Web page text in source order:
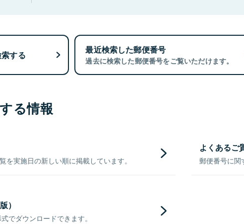
する 最近検索した郵便番号
過去に検索した郵便番号をご覧いただけます。
る情報
を実施日の新しい順に掲載しています。
よくあるご
郵便番号に関
）
でダウンロードできます。